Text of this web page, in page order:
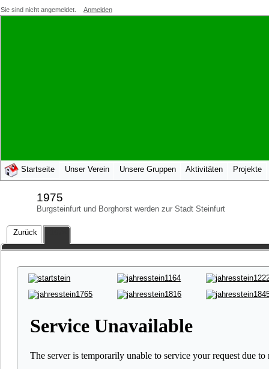
Sie sind nicht angemeldet. Anmelden
Startseite Unser Verein Unsere Gruppen Aktivitäten Projekte
1975
Burgsteinfurt und Borghorst werden zur Stadt Steinfurt
Zurück